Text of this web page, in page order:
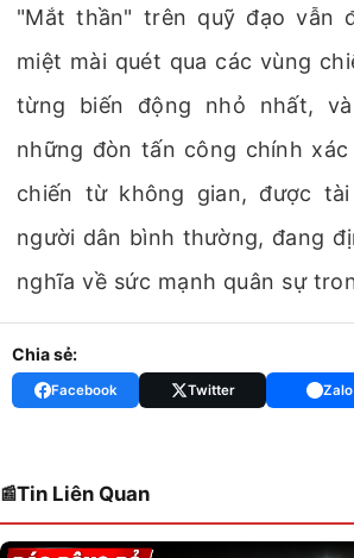
"Mắt thần" trên quỹ đạo vẫn
miệt mài quét qua các vùng
từng biến động nhỏ nhất,
những đòn tấn công chính
chiến từ không gian, được
người dân bình thường, đang
nghĩa về sức mạnh quân sự
Chia sẻ:
Facebook Twitter Zalo
Tin Liên Quan